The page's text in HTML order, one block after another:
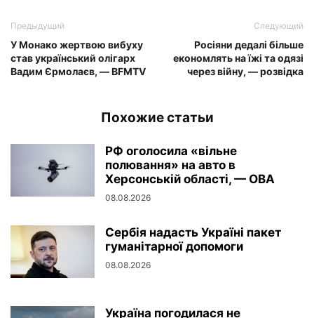
Предыдущий
У Монако жертвою вибуху
став український олігарх
Вадим Єрмолаєв, — BFMTV
Следующий
Росіяни дедалі більше
економлять на їжі та одязі
через війну, — розвідка
Похожие статьи
РФ оголосила «вільне
полювання» на авто в
Херсонській області, — ОВА
08.08.2026
Сербія надасть Україні пакет
гуманітарної допомоги
08.08.2026
Україна погодилася не